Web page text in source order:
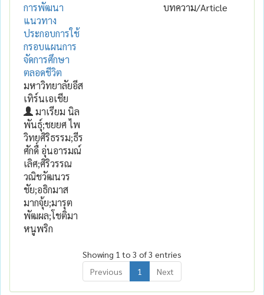
การพัฒนา
แนวทาง
ประกอบการใช้
กรอบแผนการ
จัดการศึกษา
ตลอดชีวิต
มหาวิทยาลัยอีส
เทิร์นเอเชีย
มาเรียม นิล
พันธุ์;ชยยศ ไพ
วิทยศิริธรรม;ธีร
ศักดื์ อุ่นอารมณ์
เลิศ;ศิริวรรณ
วณิชวัฒนวร
ชัย;อธิกมาส
มากจุ้ย;มารุต
พัฒผล;โชติมา
หนูพริก
บทความ/Article
Showing 1 to 3 of 3 entries
Previous
1 Next